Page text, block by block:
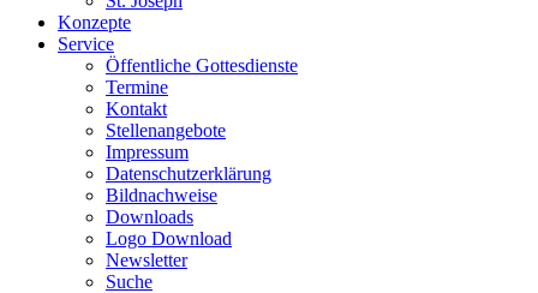
Konzepte
Service
Öffentliche Gottesdienste
Termine
Kontakt
Stellenangebote
Impressum
Datenschutzerklärung
Bildnachweise
Downloads
Logo Download
Newsletter
Suche